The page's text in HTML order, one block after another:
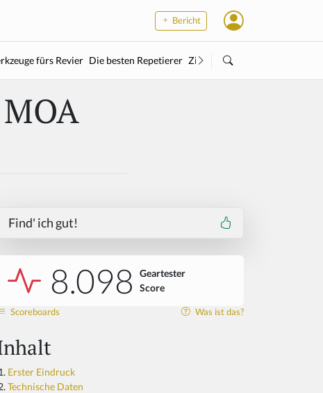
Bericht
fürs Revier Die besten Repetierer Zielstock
Find' ich gut!
8.098
Geartester
Score
Scoreboards Was ist das?
Erster Eindruck
Technische Daten